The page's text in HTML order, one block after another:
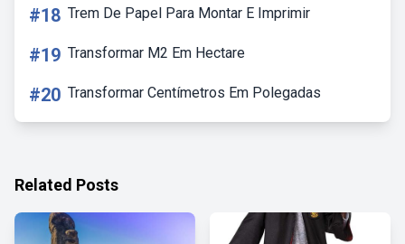
#18 Trem De Papel Para Montar E Imprimir
#19 Transformar M2 Em Hectare
#20 Transformar Centímetros Em Polegadas
Related Posts